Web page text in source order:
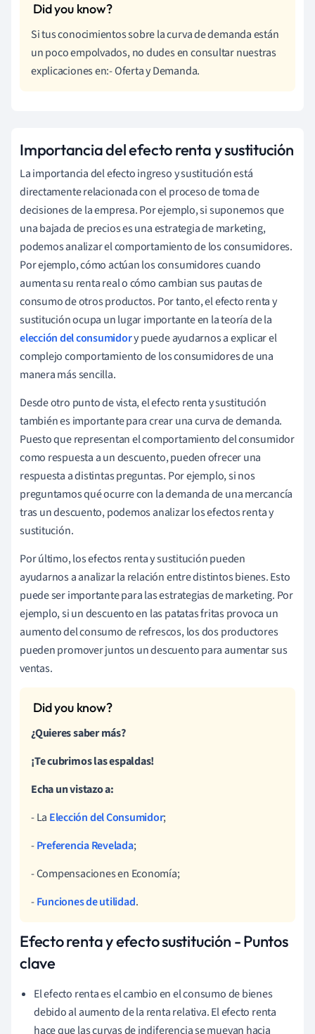
Si tus conocimientos sobre la curva de demanda están
un poco empolvados, no dudes en consultar nuestras
explicaciones en:- Oferta y Demanda.
Importancia del efecto renta y sustitución
La importancia del efecto ingreso y sustitución está
directamente relacionada con el proceso de toma de
decisiones de la empresa. Por ejemplo, si suponemos que
una bajada de precios es una estrategia de marketing,
podemos analizar el comportamiento de los consumidores.
Por ejemplo, cómo actúan los consumidores cuando
aumenta su renta real o cómo cambian sus pautas de
consumo de otros productos. Por tanto, el efecto renta y
sustitución ocupa un lugar importante en la teoría de la
elección del consumidory puede ayudarnos a explicar el
complejo comportamiento de los consumidores de una
manera más sencilla.
Desde otro punto de vista, el efecto renta y sustitución
también es importante para crear una curva de demanda.
Puesto que representan el comportamiento del consumidor
como respuesta a un descuento, pueden ofrecer una
respuesta a distintas preguntas. Por ejemplo, si nos
preguntamos qué ocurre con la demanda de una mercancía
tras un descuento, podemos analizar los efectos renta y
sustitución.
Por último, los efectos renta y sustitución pueden
ayudarnos a analizar la relación entre distintos bienes. Esto
puede ser importante para las estrategias de marketing. Por
ejemplo, si un descuento en las patatas fritas provoca un
aumento del consumo de refrescos, los dos productores
pueden promover juntos un descuento para aumentar sus
ventas.
¿Quieres saber más?
¡Te cubrimos las espaldas!
Echa un vistazo a:
- La Elección del Consumidor;
-Preferencia Revelada;
- Compensaciones en Economía;
-Funciones de utilidad.
Efecto renta y efecto sustitución - Puntos
clave
El efecto renta es el cambio en el consumo de bienes
debido al aumento de la renta relativa. El efecto renta
hace que las curvas de indiferencia se muevan hacia